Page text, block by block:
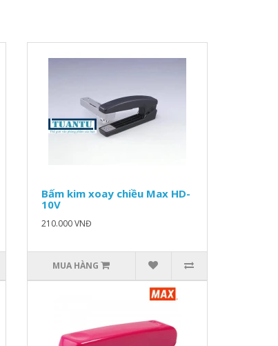
Bấm kim xoay chiều Max HD-
10V
210.000 VNĐ
MUA HÀNG